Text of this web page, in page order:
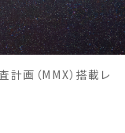
計画（MMX）搭載レ